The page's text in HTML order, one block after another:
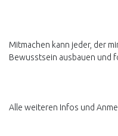
Mitmachen kann jeder, der
Bewusstsein ausbauen und
Alle weiteren Infos und